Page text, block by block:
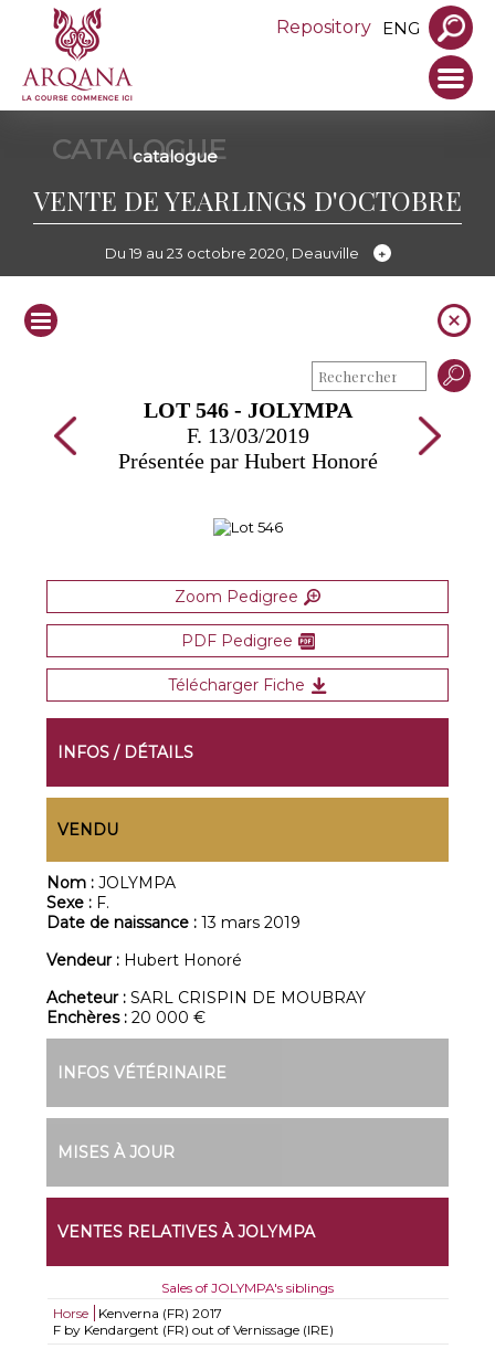
Repository ENG
CATALOGUE
catalogue
VENTE DE YEARLINGS D'OCTOBRE
Du 19 au 23 octobre 2020, Deauville
LOT 546 - JOLYMPA
F. 13/03/2019
Présentée par Hubert Honoré
Zoom Pedigree
PDF Pedigree
Télécharger Fiche
INFOS / DÉTAILS
VENDU
Nom :JOLYMPA
Sexe : F.
Date de naissance :13 mars 2019
Vendeur : Hubert Honoré
Acheteur :SARL CRISPIN DE MOUBRAY
Enchères :20 000 €
INFOS VÉTÉRINAIRE
MISES À JOUR
VENTES RELATIVES À JOLYMPA
Sales of JOLYMPA's siblings
Horse
Kenverna (FR) 2017
F by Kendargent (FR) out of Vernissage (IRE)